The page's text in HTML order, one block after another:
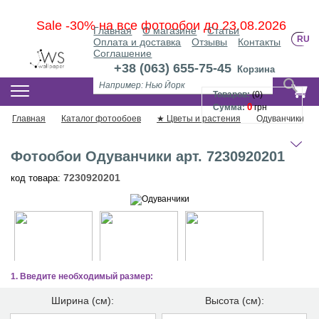
Sale -30% на все фотообои до 23.08.2026
Главная О магазине
Статьи
Оплата и доставка
Отзывы
Контакты
Соглашение
RU
+38 (063) 655-75-45 Корзина
Товаров:(0)
Сумма: 0грн
КАТАЛОГ ФОТООБОЕВ
Главная Каталог фотообоев ★ Цветы и растения Одуванчики
Фотообои Одуванчики арт. 7230920201
код товара: 7230920201
1. Введите необходимый размер:
Ширина (см): Высота (см):